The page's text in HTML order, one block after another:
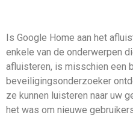
Is Google Home aan het
enkele van de onderwerpen
afluisteren, is misschien een
beveiligingsonderzoeker
ze kunnen luisteren naar uw
het was om nieuwe